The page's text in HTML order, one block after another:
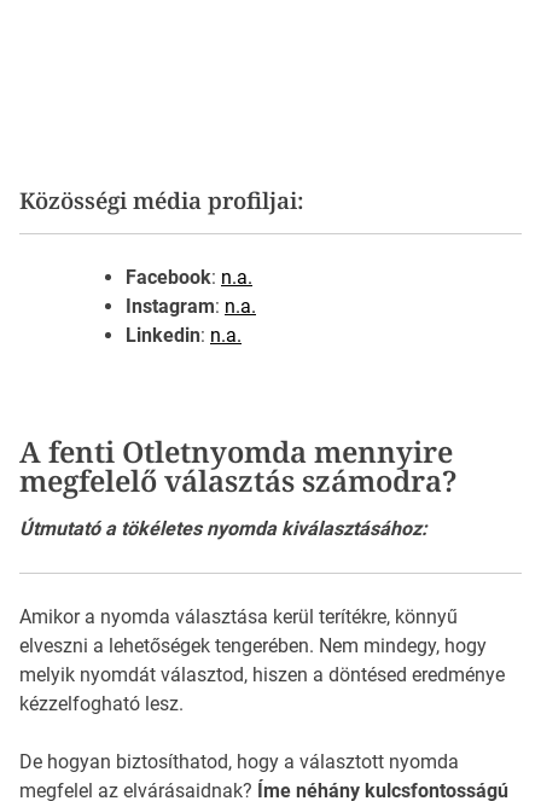
Közösségi média profiljai:
Facebook: n.a.
Instagram: n.a.
Linkedin: n.a.
A fenti Otletnyomda mennyire
megfelelő választás számodra?
Útmutató a tökéletes nyomda kiválasztásához:
Amikor a nyomda választása kerül terítékre, könnyű
elveszni a lehetőségek tengerében. Nem mindegy, hogy
melyik nyomdát választod, hiszen a döntésed eredménye
kézzelfogható lesz.
De hogyan biztosíthatod, hogy a választott nyomda
megfelel az elvárásaidnak? Íme néhány kulcsfontosságú